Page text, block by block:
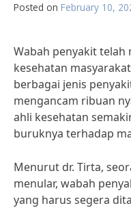
Posted on February 10,
Wabah penyakit
kesehatan
berbagai jenis
mengancam ribuan
ahli kesehatan
buruknya terhadap
Menurut dr. Tirta,
menular, wabah
yang harus segera